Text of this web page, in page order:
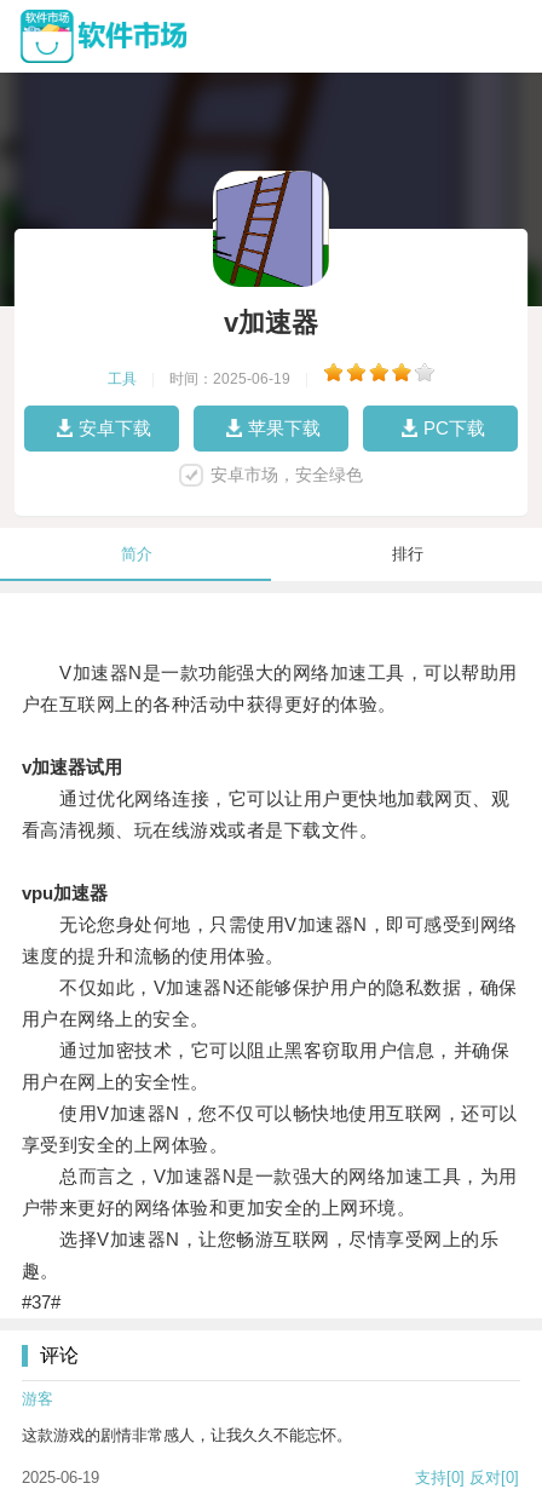
v加速器
工具 时间：2025-06-19
安卓下载 苹果下载 PC下载
安卓市场，安全绿色
简介 排行
V加速器N是一款功能强大的网络加速工具，可以帮助用
户在互联网上的各种活动中获得更好的体验。
v加速器试用
通过优化网络连接，它可以让用户更快地加载网页、观
看高清视频、玩在线游戏或者是下载文件。
vpu加速器
无论您身处何地，只需使用V加速器N，即可感受到网络
速度的提升和流畅的使用体验。
不仅如此，V加速器N还能够保护用户的隐私数据，确保
用户在网络上的安全。
通过加密技术，它可以阻止黑客窃取用户信息，并确保
用户在网上的安全性。
使用V加速器N，您不仅可以畅快地使用互联网，还可以
享受到安全的上网体验。
总而言之，V加速器N是一款强大的网络加速工具，为用
户带来更好的网络体验和更加安全的上网环境。
选择V加速器N，让您畅游互联网，尽情享受网上的乐
趣。
#37#
评论
游客
这款游戏的剧情非常感人，让我久久不能忘怀。
2025-06-19 支持[0] 反对[0]